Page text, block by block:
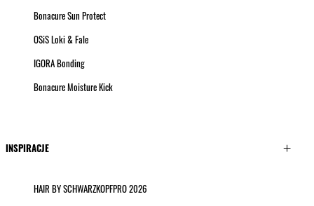
Bonacure Sun Protect
OSiS Loki & Fale
IGORA Bonding
Bonacure Moisture Kick
INSPIRACJE
HAIR BY SCHWARZKOPFPRO 2026